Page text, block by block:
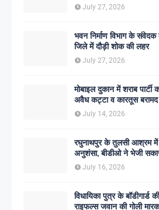
July 27, 2026
भवन निर्माण विभाग के
जिले में दौड़ी शोक की लहर
July 27, 2026
मोबाइल दुकान में शराब
अवैध कट्टा व कारतूस बरामद
July 14, 2026
रघुनाथपुर के तुलसी आश्रम में
अनुशंसा, बीडीओ ने भेजी
July 16, 2026
विधायिका पुत्र के बॉडीगार्ड
राइफल्स जवान की गोली